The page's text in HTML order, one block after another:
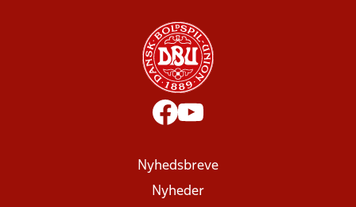
Nyhedsbreve
Nyheder